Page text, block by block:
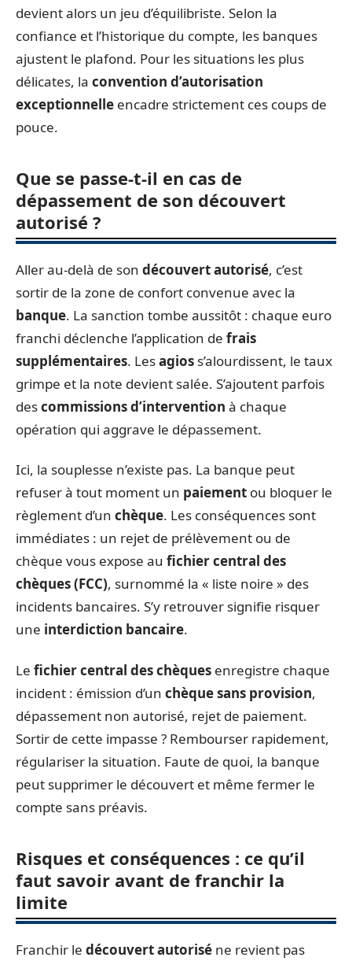
devient alors un jeu d’équilibriste. Selon la
confiance et l’historique du compte, les banques
ajustent le plafond. Pour les situations les plus
délicates, la convention d’autorisation
exceptionnelle encadre strictement ces coups de
pouce.
Que se passe-t-il en cas de
dépassement de son découvert
autorisé ?
Aller au-delà de son découvert autorisé, c’est
sortir de la zone de confort convenue avec la
banque. La sanction tombe aussitôt : chaque euro
franchi déclenche l’application de frais
supplémentaires. Lesagios s’alourdissent, le taux
grimpe et la note devient salée. S’ajoutent parfois
descommissions d’intervention à chaque
opération qui aggrave le dépassement.
Ici, la souplesse n’existe pas. La banque peut
refuser à tout moment un paiement ou bloquer le
règlement d’un chèque. Les conséquences sont
immédiates : un rejet de prélèvement ou de
chèque vous expose au fichier central des
chèques (FCC), surnommé la « liste noire » des
incidents bancaires. S’y retrouver signifie risquer
une interdiction bancaire.
Le fichier central des chèques enregistre chaque
incident : émission d’un chèque sans provision,
dépassement non autorisé, rejet de paiement.
Sortir de cette impasse ? Rembourser rapidement,
régulariser la situation. Faute de quoi, la banque
peut supprimer le découvert et même fermer le
compte sans préavis.
Risques et conséquences : ce qu’il
faut savoir avant de franchir la
limite
Franchir le découvert autorisé ne revient pas